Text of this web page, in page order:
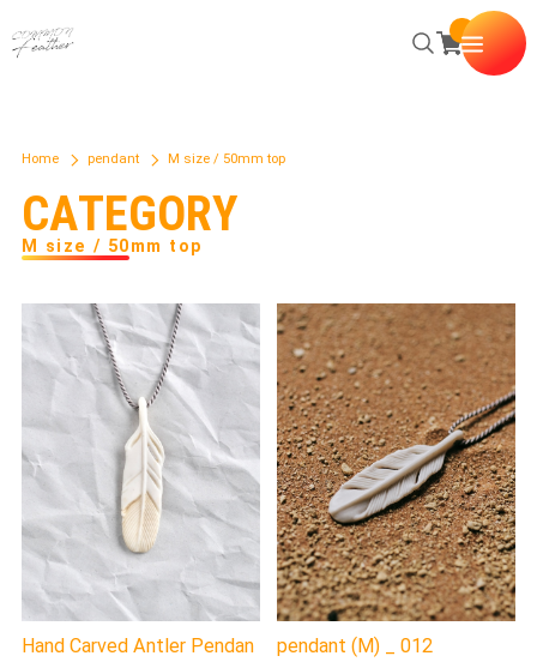
Home pendant M size / 50mm top
CATEGORY
M size / 50mm top
Hand Carved Antler Pendan
pendant (M) _ 012